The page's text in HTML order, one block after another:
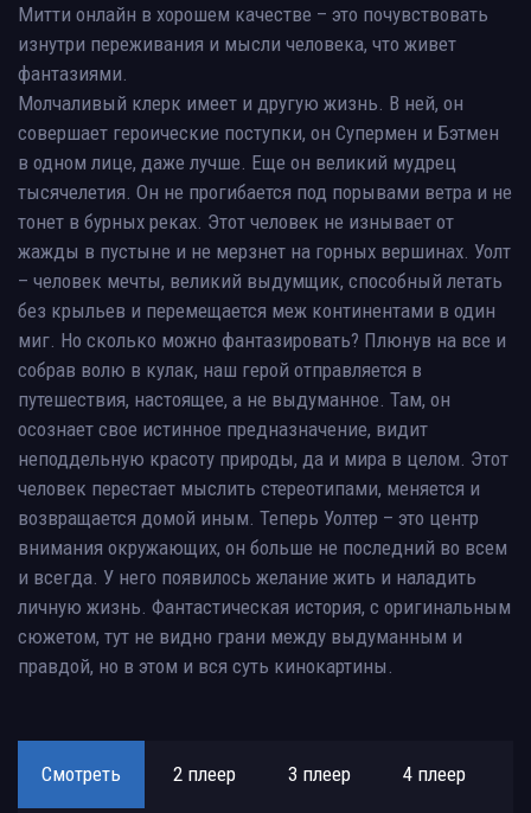
Митти онлайн в хорошем качестве – это почувствовать
изнутри переживания и мысли человека, что живет
фантазиями.
Молчаливый клерк имеет и другую жизнь. В ней, он
совершает героические поступки, он Супермен и Бэтмен
в одном лице, даже лучше. Еще он великий мудрец
тысячелетия. Он не прогибается под порывами ветра и не
тонет в бурных реках. Этот человек не изнывает от
жажды в пустыне и не мерзнет на горных вершинах. Уолт
– человек мечты, великий выдумщик, способный летать
без крыльев и перемещается меж континентами в один
миг. Но сколько можно фантазировать? Плюнув на все и
собрав волю в кулак, наш герой отправляется в
путешествия, настоящее, а не выдуманное. Там, он
осознает свое истинное предназначение, видит
неподдельную красоту природы, да и мира в целом. Этот
человек перестает мыслить стереотипами, меняется и
возвращается домой иным. Теперь Уолтер – это центр
внимания окружающих, он больше не последний во всем
и всегда. У него появилось желание жить и наладить
личную жизнь. Фантастическая история, с оригинальным
сюжетом, тут не видно грани между выдуманным и
правдой, но в этом и вся суть кинокартины.
Смотреть 2 плеер 3 плеер 4 плеер